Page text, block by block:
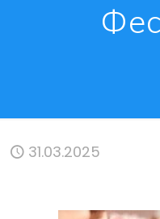
31.03.2025